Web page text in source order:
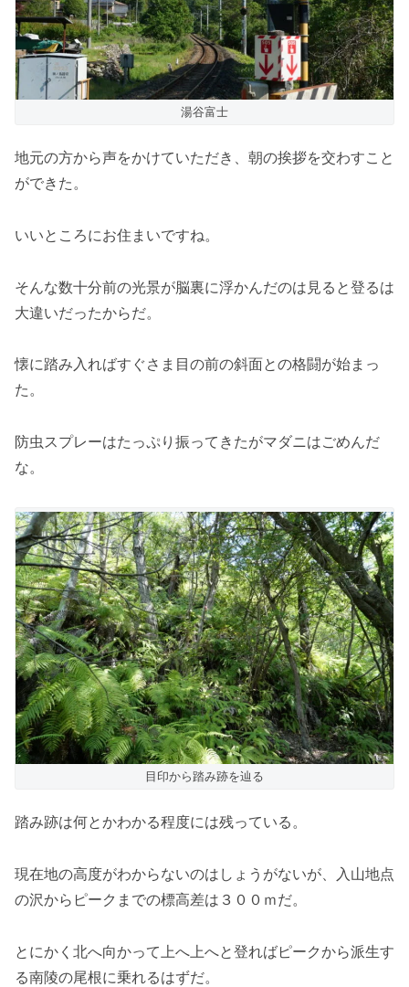
湯谷富士
地元の方から声をかけていただき、朝の挨拶を交わすこと
ができた。
いいところにお住まいですね。
そんな数十分前の光景が脳裏に浮かんだのは見ると登るは
大違いだったからだ。
懐に踏み入ればすぐさま目の前の斜面との格闘が始まっ
た。
防虫スプレーはたっぷり振ってきたがマダニはごめんだ
な。
目印から踏み跡を辿る
踏み跡は何とかわかる程度には残っている。
現在地の高度がわからないのはしょうがないが、入山地点
の沢からピークまでの標高差は３００ｍだ。
とにかく北へ向かって上へ上へと登ればピークから派生す
る南陵の尾根に乗れるはずだ。